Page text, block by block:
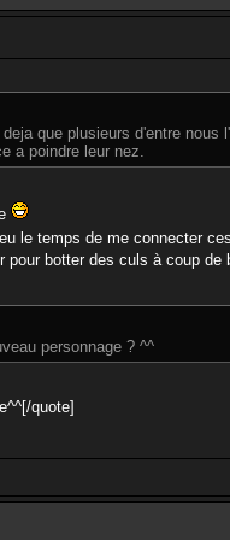
que plusieurs d'entre nous
a poindre leur nez.
le temps de me connecter
pour botter des culs à coup de
personnage ? ^^
quote]